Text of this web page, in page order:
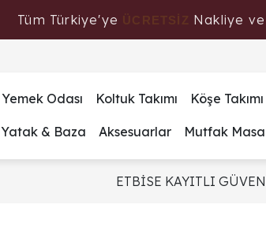
Tüm Türkiye'ye Nakliye ve
Yemek Odası Koltuk Takımı Köşe Takımı
Yatak & Baza Aksesuarlar Mutfak
ETBİSE KAYITLI